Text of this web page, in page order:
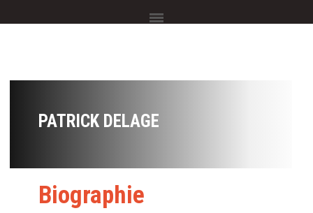
PATRICK DELAGE
Biographie